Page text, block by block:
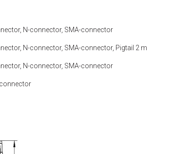
N-connector, SMA-connector
N-connector, SMA-connector, Pigtail 2 m
N-connector, SMA-connector